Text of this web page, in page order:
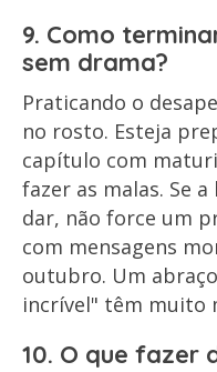
9. Como
sem drama?
Praticando o
no rosto. Esteja
capítulo com
fazer as malas. Se
dar, não force um
com mensagens
outubro. Um
incrível" têm muito
10. O que fazer